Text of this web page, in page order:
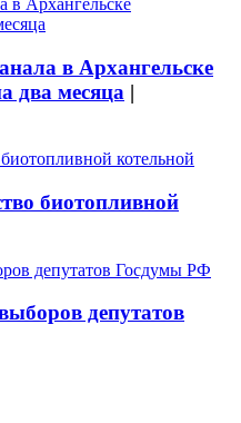
в Архангельске
два месяца |
биотопливной
депутатов